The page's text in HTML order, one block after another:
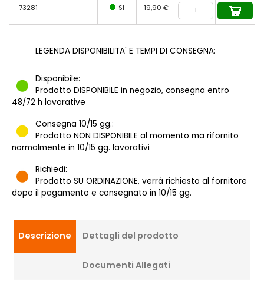
73281 - SI 19,90 €
LEGENDA DISPONIBILITA' E TEMPI DI CONSEGNA:
Disponibile:
Prodotto DISPONIBILE in negozio, consegna entro
48/72 h lavorative
Consegna 10/15 gg.:
Prodotto NON DISPONIBILE al momento ma rifornito
normalmente in 10/15 gg. lavorativi
Richiedi:
Prodotto SU ORDINAZIONE, verrà richiesto al fornitore
dopo il pagamento e consegnato in 10/15 gg.
Descrizione Dettagli del prodotto
Documenti Allegati